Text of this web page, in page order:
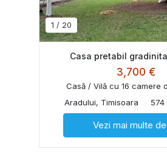
1 / 20
Casa pretabil
3,700 €
Casă / Vilă cu 16 camere
Aradului, Timisoara
574
Vezi mai multe